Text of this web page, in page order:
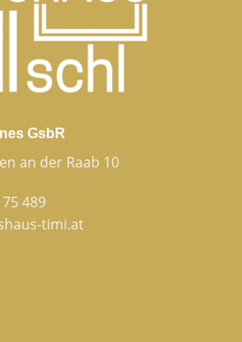
GsbR
an der Raab 10
489
timi.at